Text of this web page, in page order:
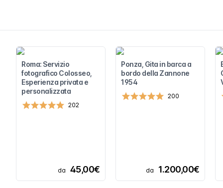
Roma: Servizio
fotografico Colosseo,
Esperienza privata e
personalizzata
202
da 45,00€
Ponza, Gita in barca a
bordo della Zannone
1954
200
da 1.200,00€